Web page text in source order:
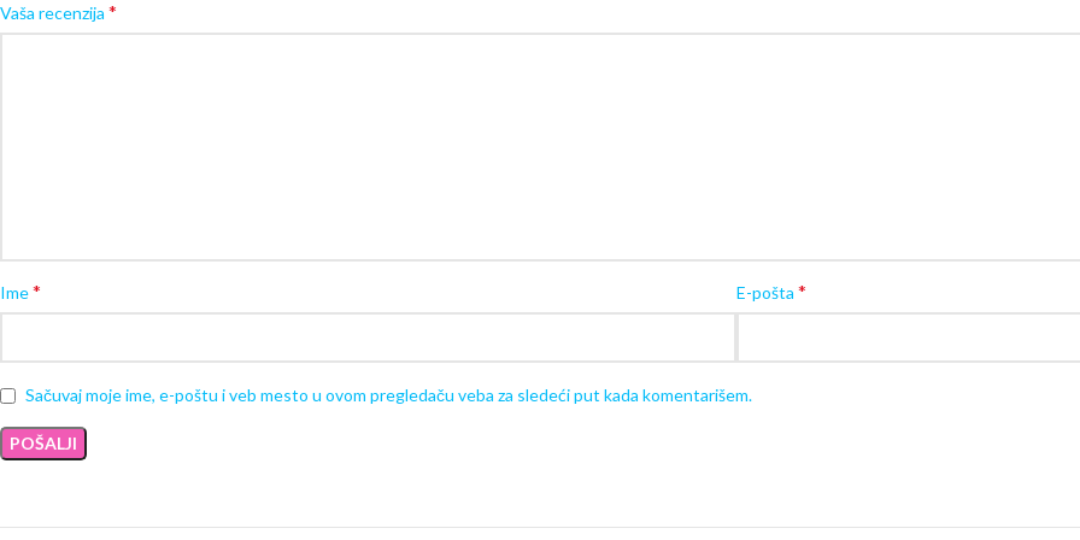
Raspoloživost proizvoda možete
Vaša recenzija *
Ime* E-pošta *
Sačuvaj moje ime, e-poštu i veb mesto u ovom pregledaču veba za sledeći put kada komentarišem.